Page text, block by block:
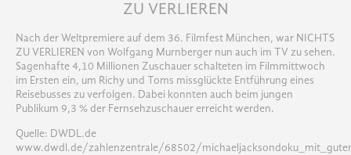
ZU VERLIEREN
Nach der Weltpremiere auf dem 36. Filmfest München, war NICHTS
ZU VERLIEREN von Wolfgang Murnberger nun auch im TV zu sehen.
Sagenhafte 4,10 Millionen Zuschauer schalteten im Filmmittwoch
im Ersten ein, um Richy und Toms missglückte Entführung eines
Reisebusses zu verfolgen. Dabei konnten auch beim jungen
Publikum 9,3 % der Fernsehzuschauer erreicht werden.
Quelle: DWDL.de
www.dwdl.de/zahlenzentrale/68502/